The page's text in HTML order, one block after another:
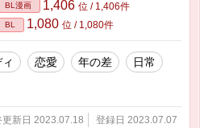
BL漫画 1,406 位 / 1,406件
BL 1,080 位 / 1,080件
恋愛 年の差
日常
更新日 2023.07.18 登録日 2023.07.07